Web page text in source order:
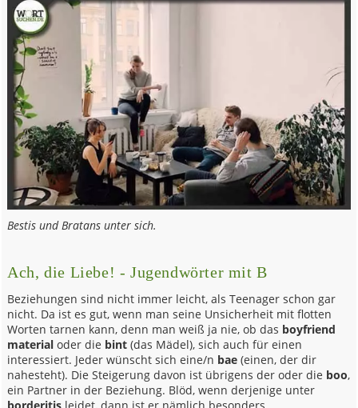
Bestis und Bratans unter sich.
Ach, die Liebe! - Jugendwörter mit B
Beziehungen sind nicht immer leicht, als Teenager schon gar
nicht. Da ist es gut, wenn man seine Unsicherheit mit flotten
Worten tarnen kann, denn man weiß ja nie, ob das boyfriend
material oder die bint (das Mädel), sich auch für einen
interessiert. Jeder wünscht sich eine/n bae (einen, der dir
nahesteht). Die Steigerung davon ist übrigens der oder die boo,
ein Partner in der Beziehung. Blöd, wenn derjenige unter